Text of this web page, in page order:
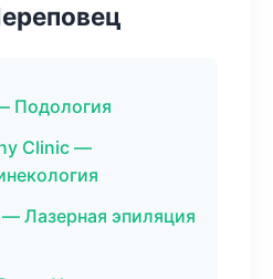
Подология
Clinic —
Лазерная эпиляция